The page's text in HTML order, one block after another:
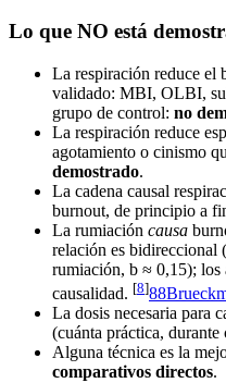
Lo que NO está
La respiración reduce el
validado: MBI, OLBI,
grupo de control: no
La respiración reduce
agotamiento o cinismo
demostrado.
La cadena causal
burnout, de principio a
La rumiación causa
relación es bidireccional
rumiación, b ≈ 0,15); los
causalidad. [8]88
La dosis necesaria para
(cuánta práctica, durante
Alguna técnica es la
comparativos directos.